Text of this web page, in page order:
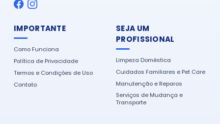
IMPORTANTE
Como Funciona
Política de Privacidade
Termos e Condições de Uso
Contato
SEJA UM
PROFISSIONAL
Limpeza Doméstica
Cuidados Familiares e Pet Care
Manutenção e Reparos
Serviços de Mudança e
Transporte